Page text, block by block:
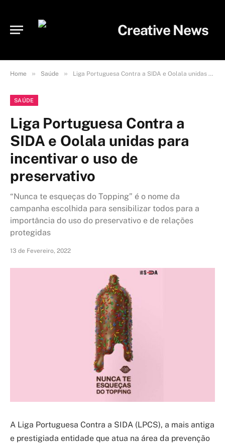
Home » Saúde » Liga Portuguesa Contra a SIDA e Oolala unidas para incentivar o uso de preservativo
SAÚDE
Liga Portuguesa Contra a
SIDA e Oolala unidas para
incentivar o uso de
preservativo
“Nunca te esqueças do Topping” é o nome da
campanha escolhida para sensibilizar todos para a
importância do uso do preservativo e de relações
protegidas
13 de Fevereiro, 2022
A Liga Portuguesa Contra a SIDA (LPCS), a mais antiga
e prestigiada entidade que atua na área da prevenção